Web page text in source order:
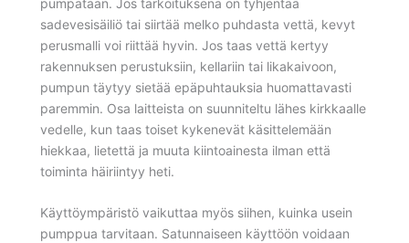
pumpataan. Jos tarkoituksena on tyhjentää
sadevesisäiliö tai siirtää melko puhdasta vettä, kevyt
perusmalli voi riittää hyvin. Jos taas vettä kertyy
rakennuksen perustuksiin, kellariin tai likakaivoon,
pumpun täytyy sietää epäpuhtauksia huomattavasti
paremmin. Osa laitteista on suunniteltu lähes kirkkaalle
vedelle, kun taas toiset kykenevät käsittelemään
hiekkaa, lietettä ja muuta kiintoainesta ilman että
toiminta häiriintyy heti.
Käyttöympäristö vaikuttaa myös siihen, kuinka usein
pumppua tarvitaan. Satunnaiseen käyttöön voidaan